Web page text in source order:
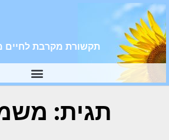
תקשורת מקרבת לחיים
תגית: